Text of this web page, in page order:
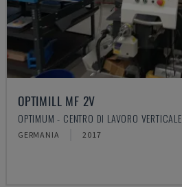
OPTIMILL MF 2V
OPTIMUM - CENTRO DI LAVORO VERTICALE
GERMANIA 2017